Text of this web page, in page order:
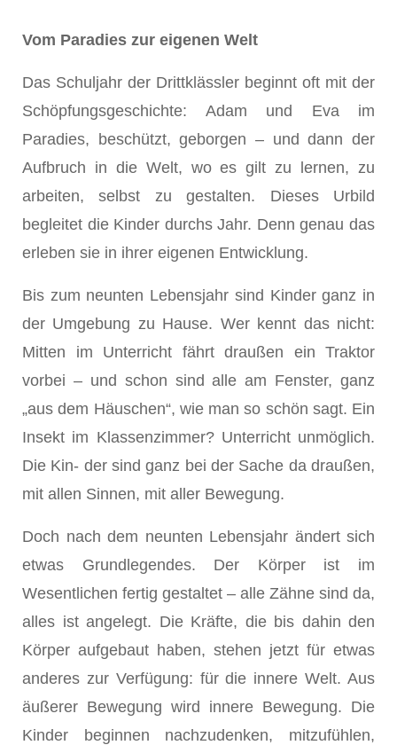
Vom Paradies zur eigenen Welt
Das Schuljahr der Drittklässler beginnt oft mit der
Schöpfungsgeschichte: Adam und Eva im
Paradies, beschützt, geborgen – und dann der
Aufbruch in die Welt, wo es gilt zu lernen, zu
arbeiten, selbst zu gestalten. Dieses Urbild
begleitet die Kinder durchs Jahr. Denn genau das
erleben sie in ihrer eigenen Entwicklung.
Bis zum neunten Lebensjahr sind Kinder ganz in
der Umgebung zu Hause. Wer kennt das nicht:
Mitten im Unterricht fährt draußen ein Traktor
vorbei – und schon sind alle am Fenster, ganz
„aus dem Häuschen“, wie man so schön sagt. Ein
Insekt im Klassenzimmer? Unterricht unmöglich.
Die Kin- der sind ganz bei der Sache da draußen,
mit allen Sinnen, mit aller Bewegung.
Doch nach dem neunten Lebensjahr ändert sich
etwas Grundlegendes. Der Körper ist im
Wesentlichen fertig gestaltet – alle Zähne sind da,
alles ist angelegt. Die Kräfte, die bis dahin den
Körper aufgebaut haben, stehen jetzt für etwas
anderes zur Verfügung: für die innere Welt. Aus
äußerer Bewegung wird innere Bewegung. Die
Kinder beginnen nachzudenken, mitzufühlen,